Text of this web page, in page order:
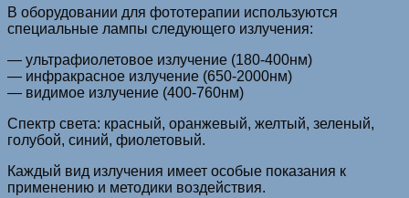
В оборудовании для фототерапии используются
специальные лампы следующего излучения:
— ультрафиолетовое излучение (180-400нм)
— инфракрасное излучение (650-2000нм)
— видимое излучение (400-760нм)
Спектр света: красный, оранжевый, желтый, зеленый,
голубой, синий, фиолетовый.
Каждый вид излучения имеет особые показания к
применению и методики воздействия.